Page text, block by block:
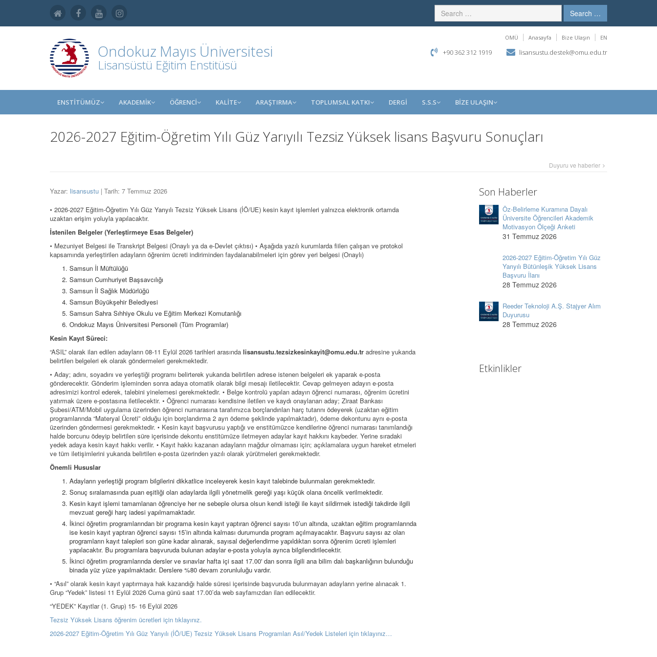
Search …
Ondokuz Mayıs Üniversitesi
Lisansüstü Eğitim Enstitüsü
OMÜ Anasayfa Bize Ulaşın EN
+90 362 312 1919 lisansustu.destek@omu.edu.tr
ENSTİTÜMÜZ AKADEMİK ÖĞRENCİ KALİTE ARAŞTIRMA TOPLUMSAL KATKI DERGİ S.S.S BİZE ULAŞIN
2026-2027 Eğitim-Öğretim Yılı Güz Yarıyılı Tezsiz Yüksek lisans Başvuru Sonuçları
Duyuru ve haberler
Yazar: lisansustu | Tarih: 7 Temmuz 2026
• 2026-2027 Eğitim-Öğretim Yılı Güz Yarıyılı Tezsiz Yüksek Lisans (İÖ/UE) kesin kayıt işlemleri yalnızca elektronik ortamda
uzaktan erişim yoluyla yapılacaktır.
İstenilen Belgeler (Yerleştirmeye Esas Belgeler)
• Mezuniyet Belgesi ile Transkript Belgesi (Onaylı ya da e-Devlet çıktısı) • Aşağıda yazılı kurumlarda fiilen çalışan ve protokol
kapsamında yerleştirilen adayların öğrenim ücreti indiriminden faydalanabilmeleri için görev yeri belgesi (Onaylı)
Samsun İl Müftülüğü
Samsun Cumhuriyet Başsavcılığı
Samsun İl Sağlık Müdürlüğü
Samsun Büyükşehir Belediyesi
Samsun Sahra Sıhhiye Okulu ve Eğitim Merkezi Komutanlığı
Ondokuz Mayıs Üniversitesi Personeli (Tüm Programlar)
Kesin Kayıt Süreci:
“ASIL” olarak ilan edilen adayların 08-11 Eylül 2026 tarihleri arasında lisansustu.tezsizkesinkayit@omu.edu.tr adresine yukarıda
belirtilen belgeleri ek olarak göndermeleri gerekmektedir.
• Aday; adını, soyadını ve yerleştiği programı belirterek yukarıda belirtilen adrese istenen belgeleri ek yaparak e-posta
gönderecektir. Gönderim işleminden sonra adaya otomatik olarak bilgi mesajı iletilecektir. Cevap gelmeyen adayın e-posta
adresimizi kontrol ederek, talebini yinelemesi gerekmektedir. • Belge kontrolü yapılan adayın öğrenci numarası, öğrenim ücretini
yatırmak üzere e-postasına iletilecektir. • Öğrenci numarası kendisine iletilen ve kaydı onaylanan aday; Ziraat Bankası
Şubesi/ATM/Mobil uygulama üzerinden öğrenci numarasına tarafımızca borçlandırılan harç tutarını ödeyerek (uzaktan eğitim
programlarında “Materyal Ücreti” olduğu için borçlandırma 2 ayrı ödeme şeklinde yapılmaktadır), ödeme dekontunu aynı e-posta
üzerinden göndermesi gerekmektedir. • Kesin kayıt başvurusu yaptığı ve enstitümüzce kendilerine öğrenci numarası tanımlandığı
halde borcunu ödeyip belirtilen süre içerisinde dekontu enstitümüze iletmeyen adaylar kayıt hakkını kaybeder. Yerine sıradaki
yedek adaya kesin kayıt hakkı verilir. • Kayıt hakkı kazanan adayların mağdur olmaması için; açıklamalara uygun hareket etmeleri
ve tüm iletişimlerini yukarıda belirtilen e-posta üzerinden yazılı olarak yürütmeleri gerekmektedir.
Önemli Hususlar
Adayların yerleştiği program bilgilerini dikkatlice inceleyerek kesin kayıt talebinde bulunmaları gerekmektedir.
Sonuç sıralamasında puan eşitliği olan adaylarda ilgili yönetmelik gereği yaşı küçük olana öncelik verilmektedir.
Kesin kayıt işlemi tamamlanan öğrenciye her ne sebeple olursa olsun kendi isteği ile kayıt sildirmek istediği takdirde ilgili
mevzuat gereği harç iadesi yapılmamaktadır.
İkinci öğretim programlarından bir programa kesin kayıt yaptıran öğrenci sayısı 10’un altında, uzaktan eğitim programlarında
ise kesin kayıt yaptıran öğrenci sayısı 15’in altında kalması durumunda program açılmayacaktır. Başvuru sayısı az olan
programların kayıt talepleri son güne kadar alınarak, sayısal değerlendirme yapıldıktan sonra öğrenim ücreti işlemleri
yapılacaktır. Bu programlara başvuruda bulunan adaylar e-posta yoluyla ayrıca bilgilendirilecektir.
İkinci öğretim programlarında dersler ve sınavlar hafta içi saat 17.00' dan sonra ilgili ana bilim dalı başkanlığının bulunduğu
binada yüz yüze yapılmaktadır. Derslere %80 devam zorunluluğu vardır.
• “Asıl” olarak kesin kayıt yaptırmaya hak kazandığı halde süresi içerisinde başvuruda bulunmayan adayların yerine alınacak 1.
Grup “Yedek” listesi 11 Eylül 2026 Cuma günü saat 17.00’da web sayfamızdan ilan edilecektir.
“YEDEK” Kayıtlar (1. Grup) 15- 16 Eylül 2026
Tezsiz Yüksek Lisans öğrenim ücretleri için tıklayınız.
2026-2027 Eğitim-Öğretim Yılı Güz Yarıyılı (İÖ/UE) Tezsiz Yüksek Lisans Programları Asıl/Yedek Listeleri için tıklayınız…
Son Haberler
Öz-Belirleme Kuramına Dayalı
Üniversite Öğrencileri Akademik
Motivasyon Ölçeği Anketi
31 Temmuz 2026
2026-2027 Eğitim-Öğretim Yılı Güz
Yarıyılı Bütünleşik Yüksek Lisans
Başvuru İlanı
28 Temmuz 2026
Reeder Teknoloji A.Ş. Stajyer Alım
Duyurusu
28 Temmuz 2026
Etkinlikler